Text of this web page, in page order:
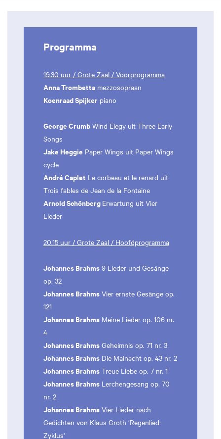
Programma
19.30 uur / Grote Zaal / Voorprogramma
Anna Trombetta mezzosopraan
Koenraad Spijker piano
George Crumb Wind Elegy uit Three Early
Songs
Jake Heggie Paper Wings uit Paper Wings
cycle
André Caplet Le corbeau et le renard uit
Trois fables de Jean de la Fontaine
Arnold Schönberg Erwartung uit Vier
Lieder
20.15 uur / Grote Zaal / Hoofdprogramma
Johannes Brahms 9 Lieder und Gesänge
op. 32
Johannes Brahms Vier ernste Gesänge op.
121
Johannes Brahms Meine Lieder op. 106 nr.
4
Johannes Brahms Geheimnis op. 71 nr. 3
Johannes Brahms Die Mainacht op. 43 nr. 2
Johannes Brahms Treue Liebe op. 7 nr. 1
Johannes Brahms Lerchengesang op. 70
nr. 2
Johannes Brahms Vier Lieder nach
Gedichten von Klaus Groth ‘Regenlied-
Zyklus'